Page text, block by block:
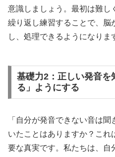
意識しましょう。最初は難し
繰り返し練習することで、脳
し、処理できるようになりま
基礎力2：正しい発音を
る」ようにする
「自分が発音できない音は
いたことはありますか？こ
要な真実です。私たちは、自